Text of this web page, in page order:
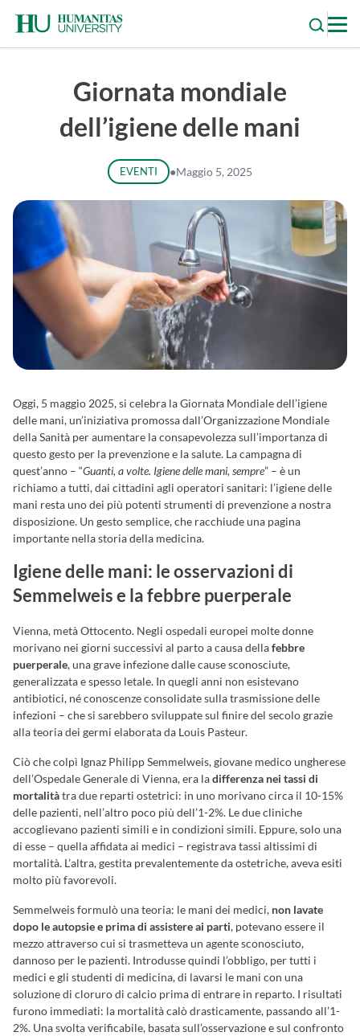
content
Giornata mondiale
dell’igiene delle mani
EVENTI ●Maggio 5, 2025
Oggi, 5 maggio 2025, si celebra la Giornata Mondiale dell’igiene
delle mani, un’iniziativa promossa dall’Organizzazione Mondiale
della Sanità per aumentare la consapevolezza sull’importanza di
questo gesto per la prevenzione e la salute. La campagna di
quest’anno – “Guanti, a volte. Igiene delle mani, sempre” – è un
richiamo a tutti, dai cittadini agli operatori sanitari: l’igiene delle
mani resta uno dei più potenti strumenti di prevenzione a nostra
disposizione. Un gesto semplice, che racchiude una pagina
importante nella storia della medicina.
Igiene delle mani: le osservazioni di
Semmelweis e la febbre puerperale
Vienna, metà Ottocento. Negli ospedali europei molte donne
morivano nei giorni successivi al parto a causa dellafebbre
puerperale, una grave infezione dalle cause sconosciute,
generalizzata e spesso letale. In quegli anni non esistevano
antibiotici, né conoscenze consolidate sulla trasmissione delle
infezioni – che si sarebbero sviluppate sul finire del secolo grazie
alla teoria dei germi elaborata da Louis Pasteur.
Ciò che colpì Ignaz Philipp Semmelweis, giovane medico ungherese
dell’Ospedale Generale di Vienna, era ladifferenza nei tassi di
mortalitàtra due reparti ostetrici: in uno morivano circa il 10-15%
delle pazienti, nell’altro poco più dell’1-2%. Le due cliniche
accoglievano pazienti simili e in condizioni simili. Eppure, solo una
di esse – quella affidata ai medici – registrava tassi altissimi di
mortalità. L’altra, gestita prevalentemente da ostetriche, aveva esiti
molto più favorevoli.
Semmelweis formulò una teoria: le mani dei medici, non lavate
dopo le autopsie e prima di assistere ai parti, potevano essere il
mezzo attraverso cui si trasmetteva un agente sconosciuto,
dannoso per le pazienti. Introdusse quindi l’obbligo, per tutti i
medici e gli studenti di medicina, di lavarsi le mani con una
soluzione di cloruro di calcio prima di entrare in reparto. I risultati
furono immediati: la mortalità calò drasticamente, passando all’1-
2%. Una svolta verificabile, basata sull’osservazione e sul confronto